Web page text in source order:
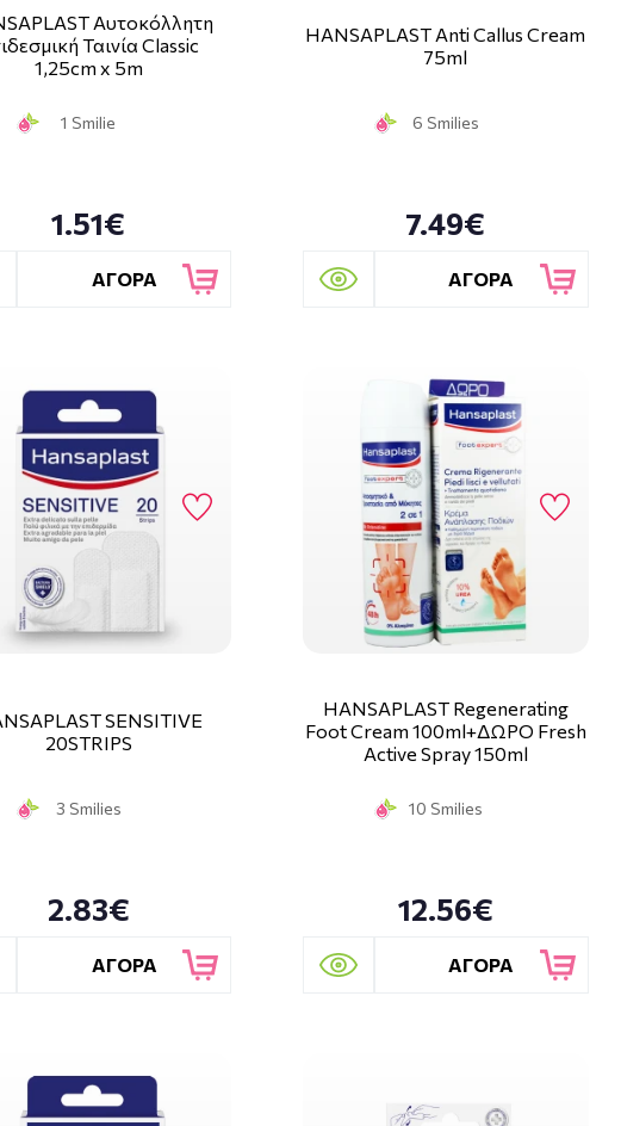
Αυτοκόλλητη
Ταινία Classic
1,25cm x 5m
1 Smilie
1.51€
ΑΓΟΡΑ
HANSAPLAST Anti Callus Cream
75ml
6 Smilies
7.49€
ΑΓΟΡΑ
SENSITIVE
20STRIPS
3 Smilies
2.83€
ΑΓΟΡΑ
HANSAPLAST Regenerating
Foot Cream 100ml+ΔΩΡΟ Fresh
Active Spray 150ml
10 Smilies
12.56€
ΑΓΟΡΑ